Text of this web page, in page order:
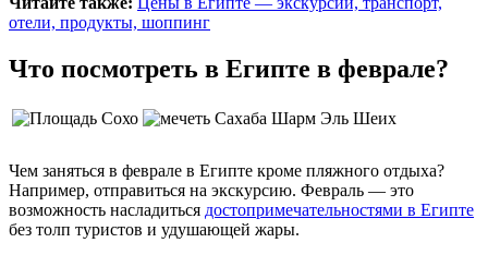
отели, продукты, шоппинг
Что посмотреть в Египте в феврале?
Чем заняться в феврале в Египте кроме пляжного отдыха?
Например, отправиться на экскурсию. Февраль — это
возможность насладиться достопримечательностями в Египте
без толп туристов и удушающей жары.